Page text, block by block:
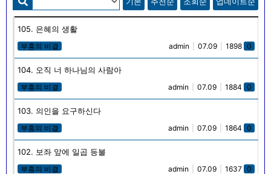
선봉선교회
목사님 소개
목사님 자료실
선봉선교회
목사님 소개
목사님 자료실
선봉선교회
목사님 소개
목사님 자료실
105. 은혜의 생활
부흥의 비결 admin 07.09 1898 0
104. 오직 너 하나님의 사람아
부흥의 비결 admin 07.09 1884 0
103. 의인을 요구하신다
부흥의 비결 admin 07.09 1864 0
102. 보좌 앞에 일곱 등불
부흥의 비결 admin 07.09 1637 0